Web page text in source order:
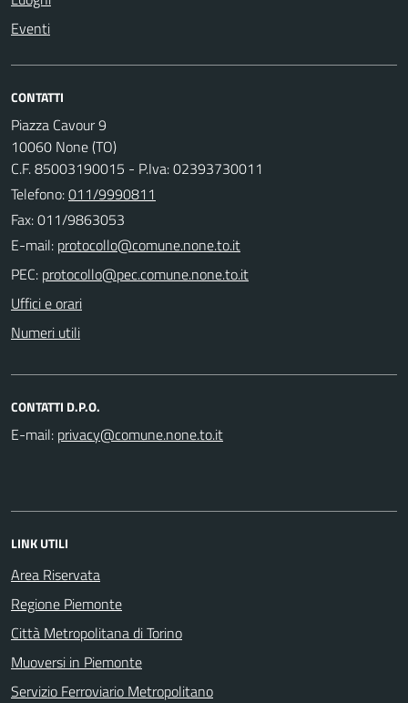
Eventi
CONTATTI
Piazza Cavour 9
10060 None (TO)
C.F. 85003190015 - P.Iva: 02393730011
Telefono:011/9990811
Fax: 011/9863053
E-mail:
PEC:
Uffici e orari
Numeri utili
CONTATTI D.P.O.
E-mail:
LINK UTILI
Area Riservata
Regione Piemonte
Città Metropolitana di Torino
Muoversi in Piemonte
Servizio Ferroviario Metropolitano